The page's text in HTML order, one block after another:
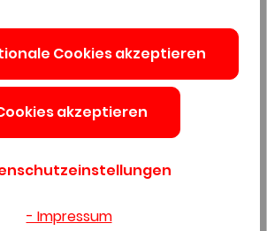
anthrazit
Cookies akzeptieren
akzeptieren
- Impressum